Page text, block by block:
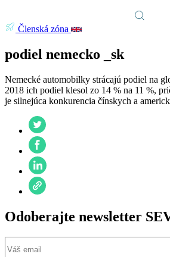
Členská zóna
podiel nemecko _sk
Nemecké automobilky strácajú podiel na
2018 ich podiel klesol zo 14 % na 11 %,
je silnejúca konkurencia čínskych a
Odoberajte newsletter